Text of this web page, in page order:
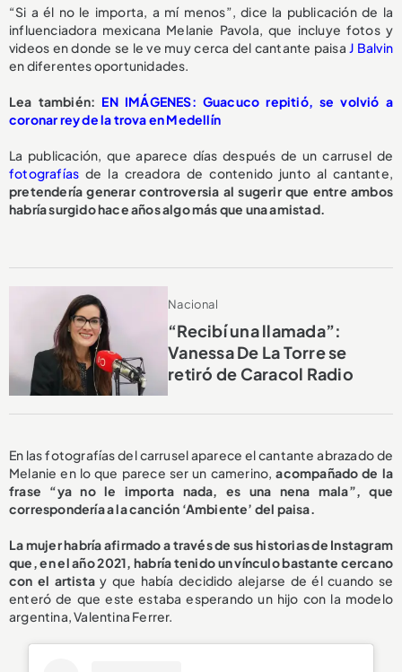
“Si a él no le importa, a mí menos”, dice la publicación de la
influenciadora mexicana Melanie Pavola, que incluye fotos y
videos en donde se le ve muy cerca del cantante paisaJ Balvin
en diferentes oportunidades.
Lea también: EN IMÁGENES: Guacuco repitió, se volvió a
coronar rey de la trova en Medellín
La publicación, que aparece días después de un carrusel de
fotografías de la creadora de contenido junto al cantante,
pretendería generar controversia al sugerir que entre ambos
habría surgido hace años algo más que una amistad.
Nacional
“Recibí una llamada”:
Vanessa De La Torre se
retiró de Caracol Radio
En las fotografías del carrusel aparece el cantante abrazado de
Melanie en lo que parece ser un camerino,acompañado de la
frase “ya no le importa nada, es una nena mala”, que
correspondería a la canción ‘Ambiente’ del paisa.
La mujer habría afirmado a través de sus historias de Instagram
que, en el año 2021, habría tenido un vínculo bastante cercano
con el artistay que había decidido alejarse de él cuando se
enteró de que este estaba esperando un hijo con la modelo
argentina, Valentina Ferrer.